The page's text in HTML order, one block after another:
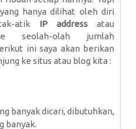
hanya dilihat oleh diri
atik IP addressatau
seolah-olah jumlah
ini saya akan berikan
ke situs atau blog kita :
banyak dicari, dibutuhkan,
banyak.